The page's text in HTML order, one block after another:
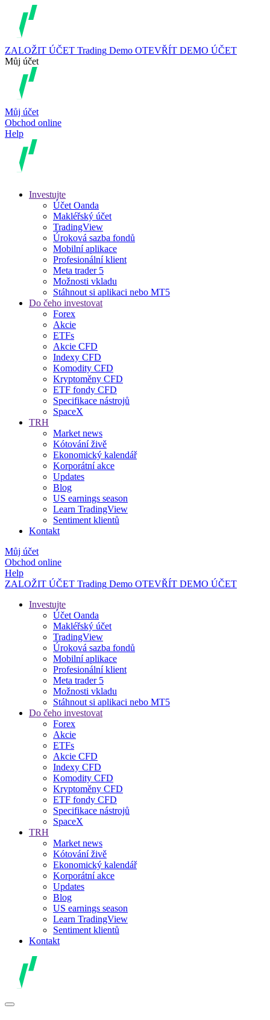
ZALOŽIT ÚČET Trading Demo OTEVŘÍT DEMO ÚČET
Můj účet
Můj účet
Obchod online
Help
Investujte
Účet Oanda
Makléřský účet
TradingView
Úroková sazba fondů
Mobilní aplikace
Profesionální klient
Meta trader 5
Možnosti vkladu
Stáhnout si aplikaci nebo MT5
Do čeho investovat
Forex
Akcie
ETFs
Akcie CFD
Indexy CFD
Komodity CFD
Kryptoměny CFD
ETF fondy CFD
Specifikace nástrojů
SpaceX
TRH
Market news
Kótování živě
Ekonomický kalendář
Korporátní akce
Updates
Blog
US earnings season
Learn TradingView
Sentiment klientů
Kontakt
Můj účet
Obchod online
Help
ZALOŽIT ÚČET Trading Demo OTEVŘÍT DEMO ÚČET
Investujte
Účet Oanda
Makléřský účet
TradingView
Úroková sazba fondů
Mobilní aplikace
Profesionální klient
Meta trader 5
Možnosti vkladu
Stáhnout si aplikaci nebo MT5
Do čeho investovat
Forex
Akcie
ETFs
Akcie CFD
Indexy CFD
Komodity CFD
Kryptoměny CFD
ETF fondy CFD
Specifikace nástrojů
SpaceX
TRH
Market news
Kótování živě
Ekonomický kalendář
Korporátní akce
Updates
Blog
US earnings season
Learn TradingView
Sentiment klientů
Kontakt